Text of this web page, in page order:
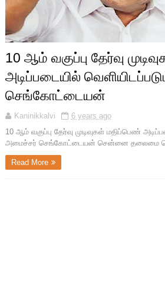
10 ஆம் வகுப்பு தேர்வு
அடிப்படையில்
செங்கோட்டையன்
Kaninikkalvi
6 years ago
10 ஆம் வகுப்பு தேர்வு முடிவுகள் மதிப்பெண்
அமைச்சர் செங்கோட்டையன் சென்னை தலைமை
Read More